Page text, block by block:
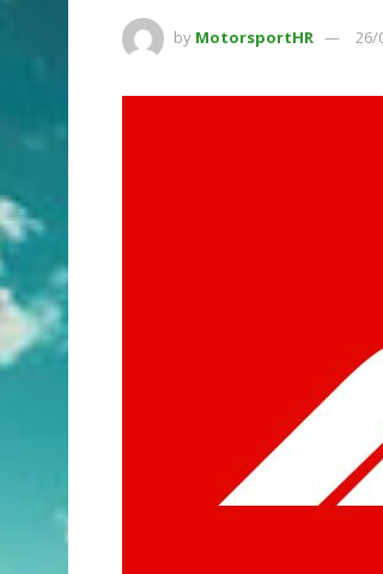
by MotorsportHR 26/